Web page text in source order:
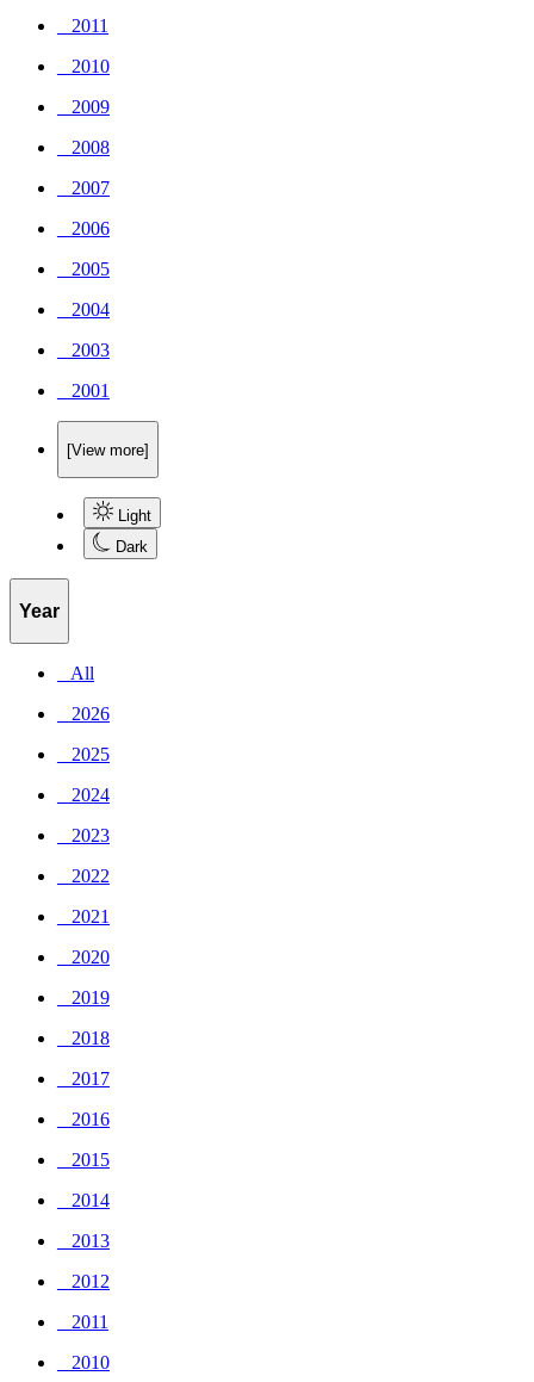
_ 2011
_ 2010
_ 2009
_ 2008
_ 2007
_ 2006
_ 2005
_ 2004
_ 2003
_ 2001
[View more]
Light
Dark
Year
_ All
_ 2026
_ 2025
_ 2024
_ 2023
_ 2022
_ 2021
_ 2020
_ 2019
_ 2018
_ 2017
_ 2016
_ 2015
_ 2014
_ 2013
_ 2012
_ 2011
_ 2010